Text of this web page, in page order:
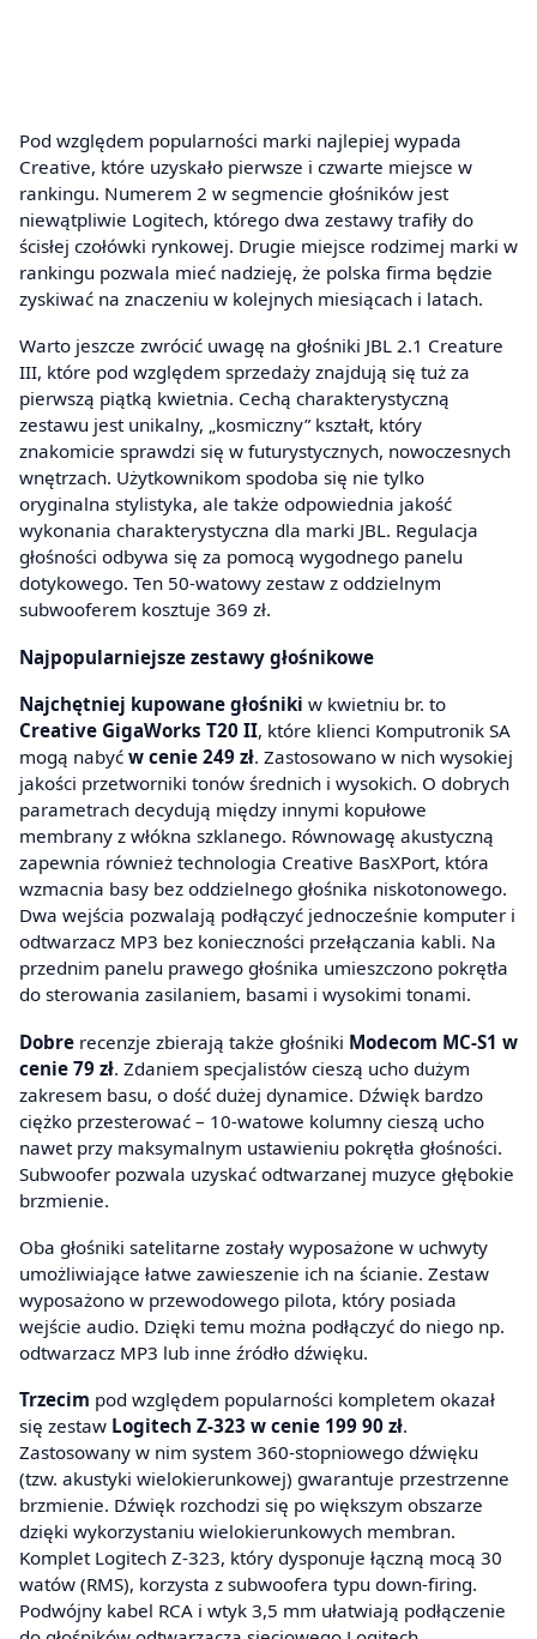
Pod względem popularności marki najlepiej wypada
Creative, które uzyskało pierwsze i czwarte miejsce w
rankingu. Numerem 2 w segmencie głośników jest
niewątpliwie Logitech, którego dwa zestawy trafiły do
ścisłej czołówki rynkowej. Drugie miejsce rodzimej marki w
rankingu pozwala mieć nadzieję, że polska firma będzie
zyskiwać na znaczeniu w kolejnych miesiącach i latach.
Warto jeszcze zwrócić uwagę na głośniki JBL 2.1 Creature
III, które pod względem sprzedaży znajdują się tuż za
pierwszą piątką kwietnia. Cechą charakterystyczną
zestawu jest unikalny, „kosmiczny” kształt, który
znakomicie sprawdzi się w futurystycznych, nowoczesnych
wnętrzach. Użytkownikom spodoba się nie tylko
oryginalna stylistyka, ale także odpowiednia jakość
wykonania charakterystyczna dla marki JBL. Regulacja
głośności odbywa się za pomocą wygodnego panelu
dotykowego. Ten 50-watowy zestaw z oddzielnym
subwooferem kosztuje 369 zł.
Najpopularniejsze zestawy głośnikowe
Najchętniej kupowane głośniki w kwietniu br. to
Creative GigaWorks T20 II, które klienci Komputronik SA
mogą nabyć w cenie 249 zł. Zastosowano w nich wysokiej
jakości przetworniki tonów średnich i wysokich. O dobrych
parametrach decydują między innymi kopułowe
membrany z włókna szklanego. Równowagę akustyczną
zapewnia również technologia Creative BasXPort, która
wzmacnia basy bez oddzielnego głośnika niskotonowego.
Dwa wejścia pozwalają podłączyć jednocześnie komputer i
odtwarzacz MP3 bez konieczności przełączania kabli. Na
przednim panelu prawego głośnika umieszczono pokrętła
do sterowania zasilaniem, basami i wysokimi tonami.
Dobre recenzje zbierają także głośniki Modecom MC-S1 w
cenie 79 zł. Zdaniem specjalistów cieszą ucho dużym
zakresem basu, o dość dużej dynamice. Dźwięk bardzo
ciężko przesterować – 10-watowe kolumny cieszą ucho
nawet przy maksymalnym ustawieniu pokrętła głośności.
Subwoofer pozwala uzyskać odtwarzanej muzyce głębokie
brzmienie.
Oba głośniki satelitarne zostały wyposażone w uchwyty
umożliwiające łatwe zawieszenie ich na ścianie. Zestaw
wyposażono w przewodowego pilota, który posiada
wejście audio. Dzięki temu można podłączyć do niego np.
odtwarzacz MP3 lub inne źródło dźwięku.
Trzecim pod względem popularności kompletem okazał
się zestaw Logitech Z-323 w cenie 199 90 zł.
Zastosowany w nim system 360-stopniowego dźwięku
(tzw. akustyki wielokierunkowej) gwarantuje przestrzenne
brzmienie. Dźwięk rozchodzi się po większym obszarze
dzięki wykorzystaniu wielokierunkowych membran.
Komplet Logitech Z-323, który dysponuje łączną mocą 30
watów (RMS), korzysta z subwoofera typu down-firing.
Podwójny kabel RCA i wtyk 3,5 mm ułatwiają podłączenie